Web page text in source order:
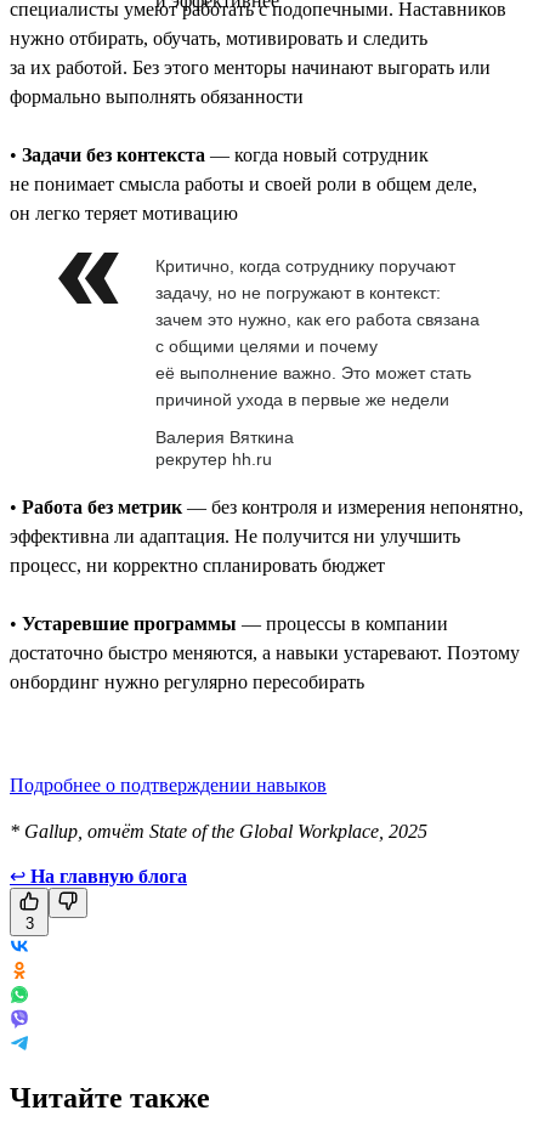
специалисты умеют работать с подопечными. Наставников
нужно отбирать, обучать, мотивировать и следить
за их работой. Без этого менторы начинают выгорать или
формально выполнять обязанности
• Задачи без контекста — когда новый сотрудник
не понимает смысла работы и своей роли в общем деле,
он легко теряет мотивацию
Критично, когда сотруднику поручают
задачу, но не погружают в контекст:
зачем это нужно, как его работа связана
с общими целями и почему
её выполнение важно. Это может стать
причиной ухода в первые же недели
Валерия Вяткина
рекрутер hh.ru
• Работа без метрик — без контроля и измерения непонятно,
эффективна ли адаптация. Не получится ни улучшить
процесс, ни корректно спланировать бюджет
• Устаревшие программы — процессы в компании
достаточно быстро меняются, а навыки устаревают. Поэтому
онбординг нужно регулярно пересобирать
Подробнее о подтверждении навыков
* Gallup, отчёт State of the Global Workplace, 2025
↩ На главную блога
3
Читайте также